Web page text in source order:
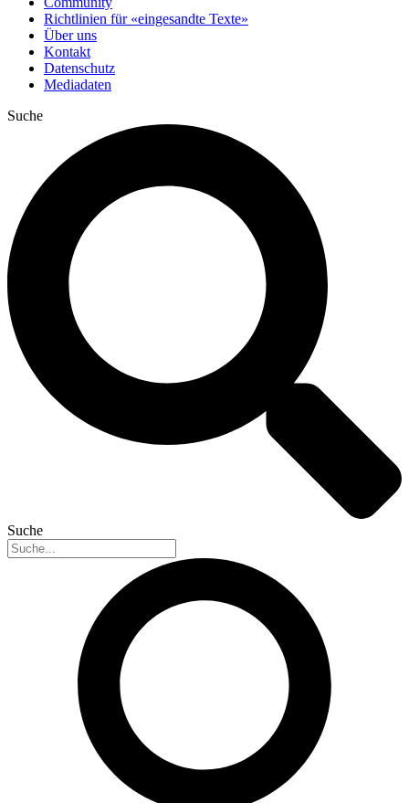
Richtlinien für «eingesandte Texte»
Über uns
Kontakt
Datenschutz
Mediadaten
Suche
Suche